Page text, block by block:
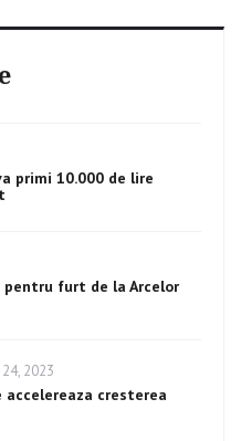
primi 10.000 de lire
pentru furt de la Arcelor
2023
accelereaza cresterea